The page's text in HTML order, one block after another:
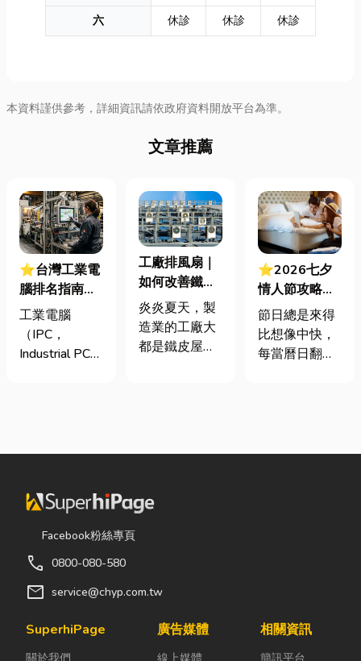
六
休診 休診 休診
本資料謹供參考，詳細資訊請依政府資料開放平台為準。
文章推薦
⭐台灣工業電
腦排名指南：
台灣三大工業
電腦龍頭有哪
些？工廠採購
工業電腦
（IPC，
Industrial PC）
的硬體運算平
業業主在導入
自動化或升級
智慧工廠時，
般的家用或商
用桌機湊合。
機無法應付高
工廠排風扇｜
如何改善鐵皮
屋頂廠房的溫
度
炎炎夏天，製
造業的工廠大
都是鐵皮屋
是最快速心較
的原理及建議
置。 工廠排風
扇｜改善溫度
⭐2026七夕
情人節攻略！
七夕送什麼不
踩雷？限定甜
點哪裡買？台
節日總是來得
比想像中快，
每當曆日翻到
候？」、「七
著生活節奏加
Facebook粉絲專頁
call 0800-080-580
mail service@chyp.com.tw
SuperhiPage
關於我們
廣告媒體
線上媒體
相關資訊
簡訊平台